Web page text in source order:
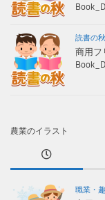
読書の秋
商用フ
農業のイラスト
職業・